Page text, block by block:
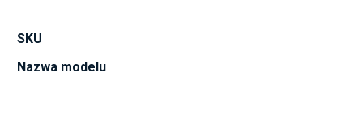
SKU
Nazwa modelu